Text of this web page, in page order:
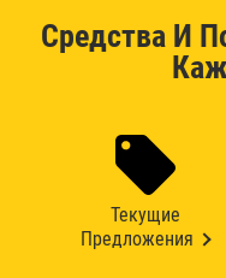
Средства И
Текущие
Предложения